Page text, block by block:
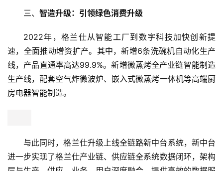
G
人
工
智
科
三、 智造升级：引领绿色消费升级
2022年，格兰仕从智能工厂到数字科技加快创新提
速，全面推动增资扩产。其中，新增6条洗碗机自动化生产
线，产品直通率高达99.9%。新增微蒸烤全产业链智能制造
生产线，配套空气炸微波炉、嵌入式微蒸烤一体机等高端厨
房电器智能制造。
与此同时，格兰仕升级上线全链路新中台系统，新中台
进一步实现了格兰仕产业链、供应链全系统数据闭环，架构